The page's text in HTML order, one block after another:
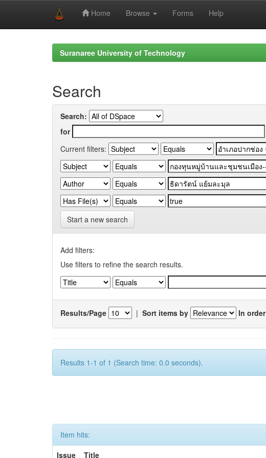
Home Browse Forms Help
Suranaree University of Technology
Search
Search:
for
Current filters:
Start a new search
Add filters:
Use filters to refine the search results.
Results/Page | Sort items by In order
Results 1-1 of 1 (Search time: 0.0 seconds).
Item hits:
Issue
Title